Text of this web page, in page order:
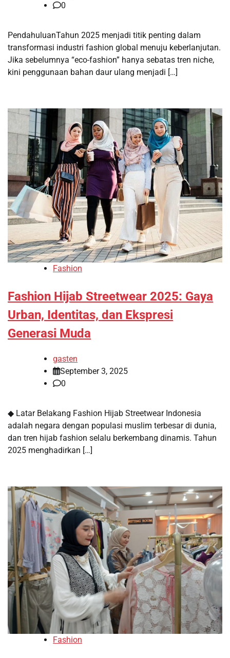
0
PendahuluanTahun 2025 menjadi titik penting dalam
transformasi industri fashion global menuju keberlanjutan.
Jika sebelumnya “eco-fashion” hanya sebatas tren niche,
kini penggunaan bahan daur ulang menjadi […]
Fashion
Fashion Hijab Streetwear 2025: Gaya
Urban, Identitas, dan Ekspresi
Generasi Muda
gasten
September 3, 2025
0
◆ Latar Belakang Fashion Hijab Streetwear Indonesia
adalah negara dengan populasi muslim terbesar di dunia,
dan tren hijab fashion selalu berkembang dinamis. Tahun
2025 menghadirkan […]
Fashion